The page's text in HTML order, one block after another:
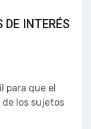
DE INTERÉS
para que el
los sujetos